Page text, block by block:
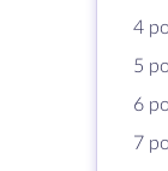
4
5
6
7